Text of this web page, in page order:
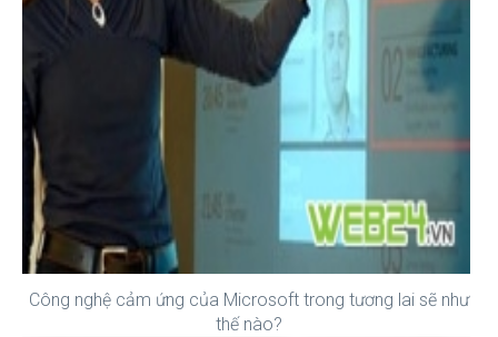
Công nghệ cảm ứng của Microsoft trong tương lai sẽ như
thế nào?